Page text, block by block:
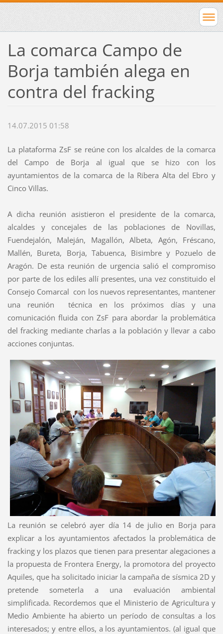
La comarca Campo de
Borja también alega en
contra del fracking
14.07.2015 01:58
La plataforma ZsF se reúne con los alcaldes de la comarca
del Campo de Borja al igual que se hizo con los
ayuntamientos de la comarca de la Ribera Alta del Ebro y
Cinco Villas.
A dicha reunión asistieron el presidente de la comarca,
alcaldes y concejales de las poblaciones de Novillas,
Fuendejalón, Maleján, Magallón, Albeta, Agón, Fréscano,
Mallén, Bureta, Borja, Tabuenca, Bisimbre y Pozuelo de
Aragón. De esta reunión de urgencia salió el compromiso
por parte de los ediles allí presentes, una vez constituido el
Consejo Comarcal con los nuevos representantes, mantener
una reunión técnica en los próximos días y una
comunicación fluida con ZsF para abordar la problemática
del fracking mediante charlas a la población y llevar a cabo
acciones conjuntas.
La reunión se celebró ayer día 14 de julio en Borja para
explicar a los ayuntamientos afectados la problemática de
fracking y los plazos que tienen para presentar alegaciones a
la propuesta de Frontera Energy, la promotora del proyecto
Aquiles, que ha solicitado iniciar la campaña de sísmica 2D y
pretende someterla a una evaluación ambiental
simplificada. Recordemos que el Ministerio de Agricultura y
Medio Ambiente ha abierto un período de consultas a los
interesados; y entre ellos, a los ayuntamientos. (al igual que